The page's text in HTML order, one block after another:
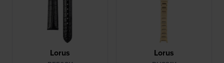
Lorus Lorus